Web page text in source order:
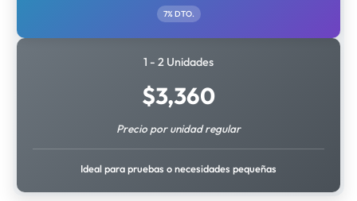
7% DTO.
1 - 2 Unidades
$3,360
Precio por unidad regular
Ideal para pruebas o necesidades pequeñas